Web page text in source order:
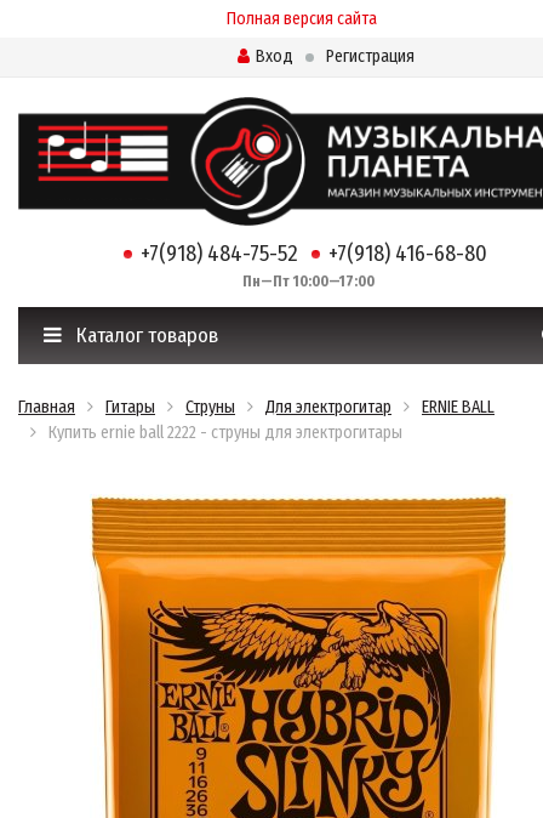
Полная версия сайта
Вход
Регистрация
+7(918) 484-75-52 +7(918) 416-68-80
Пн—Пт 10:00—17:00
Каталог товаров
Главная Гитары Струны Для электрогитар
ERNIE BALL
Купить ernie ball 2222 - струны для электрогитары